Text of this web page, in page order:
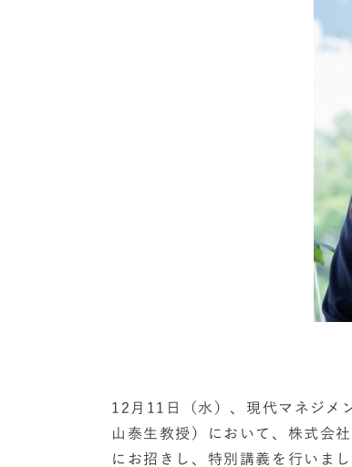
12月11日（水）、現代マネジ
山泰生教授）において、株式会
にお招きし、特別講義を行いまし